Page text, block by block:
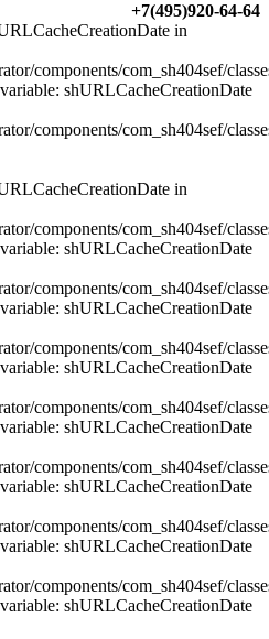
+7(495)920-64-64
in
components/com_sh404sef/
shURLCacheCreationDate
components/com_sh404sef/
in
components/com_sh404sef/
shURLCacheCreationDate
components/com_sh404sef/
shURLCacheCreationDate
components/com_sh404sef/
shURLCacheCreationDate
components/com_sh404sef/
shURLCacheCreationDate
components/com_sh404sef/
shURLCacheCreationDate
components/com_sh404sef/
shURLCacheCreationDate
components/com_sh404sef/
shURLCacheCreationDate